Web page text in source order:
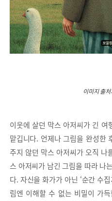
이미지 출
이웃에 살던 막스 아저씨가 긴 여
맡깁니다. 언제나 그림을 완성한
주지 않던 막스 아저씨가 오직 나
스 아저씨가 남긴 그림을 따라 나
다. 자신을 화가가 아닌 ‘순간 수
림엔 이해할 수 없는 비밀이 가